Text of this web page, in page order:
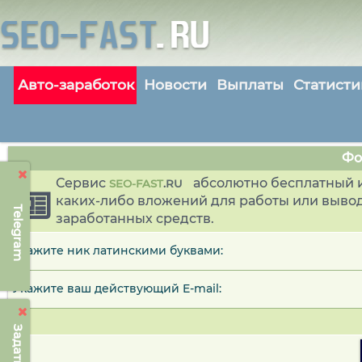
Telegram
Авто-заработок Новости Выплаты
Сервис SEO-FAST.RU
абсолютно бесплатный
каких-либо вложений для работы или
заработанных средств.
Укажите ник латинскими буквами:
Укажите ваш действующий E-mail: